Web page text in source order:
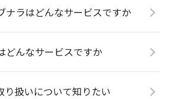
ナラはどんなサービスですか
どんなサービスですか
り扱いについて知りたい